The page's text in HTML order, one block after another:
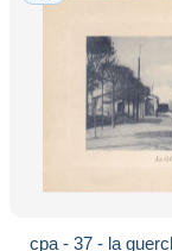
cpa - 37 - la